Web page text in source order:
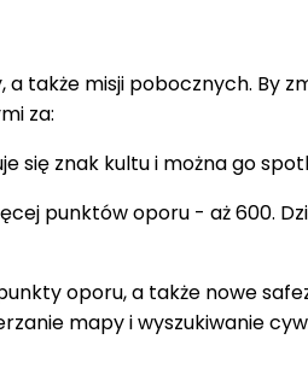
misji pobocznych. By
za:
się znak kultu i można go
punktów oporu - aż 600.
oporu, a także nowe
mapy i wyszukiwanie